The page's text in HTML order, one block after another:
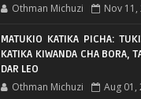
Othman Michuzi Nov 11,
MATUKIO KATIKA PICHA:
KATIKA KIWANDA CHA BORA,
DAR LEO
Othman Michuzi Aug 01,